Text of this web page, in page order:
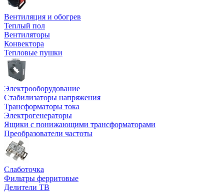
Вентиляция и обогрев
Теплый пол
Вентиляторы
Конвектора
Тепловые пушки
Электрооборудование
Стабилизаторы напряжения
Трансформаторы тока
Электрогенераторы
Ящики с понижающими трансформаторами
Преобразователи частоты
Слаботочка
Фильтры ферритовые
Делители ТВ